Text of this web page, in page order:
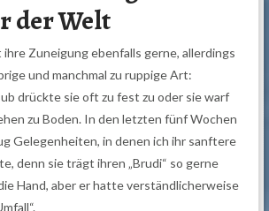
der Welt
ihre Zuneigung ebenfalls gerne, allerdings
und manchmal zu ruppige Art:
drückte sie oft zu fest zu oder sie warf
zu Boden. In den letzten fünf Wochen
Gelegenheiten, in denen ich ihr sanftere
denn sie trägt ihren „Brudi“ so gerne
Hand, aber er hatte verständlicherweise